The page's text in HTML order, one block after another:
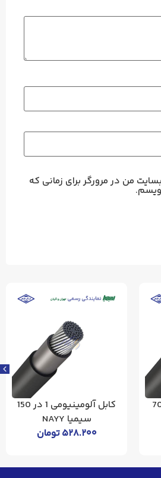
من در مرورگر برای زمانی که
1 در 70
کابل آلومینیومی 1 در 150
سیمیا NAYY
۵۲۸.۲۰۰تومان